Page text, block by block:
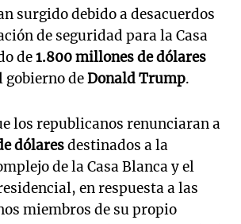
surgido debido a desacuerdos
de seguridad para la Casa
de1.800 millones de dólares
gobierno deDonald Trump.
los republicanos renunciaran a
dólaresdestinados a la
de la Casa Blanca y el
en respuesta a las
miembros de su propio